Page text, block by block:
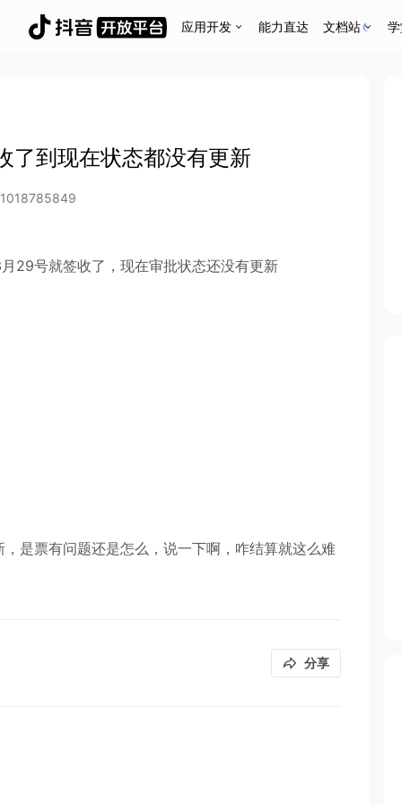
应用开发 能力直达 文档站
了到现在状态都没有更新
29号就签收了，现在审批状态还没有更新
是票有问题还是怎么，说一下啊，咋结算就这么难
分享